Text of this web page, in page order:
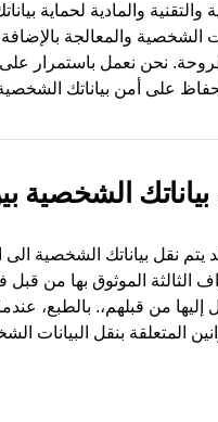
والمادية لحماية
والمعالجة بالإضافة
نحن نعمل باستمرار
على أمن بياناتك الشخصية.
الشخصية
يتم نقل بياناتك الشخصية الى
الثالثة الموثوق بها من قبل
من قبلهم،. بالطبع، عندما
المتعلقة بنقل البيانات